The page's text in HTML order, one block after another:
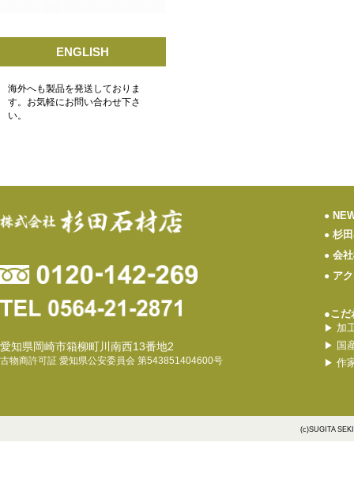
ENGLISH
海外へも製品を発送しておりま
す。お気軽にお問い合わせ下さ
い。
愛知県岡崎市箱柳町川南西13番地2
古物商許可証 愛知県公安委員会 第543851404600号
●
● 杉
● 会
● ア
●こだ
▶ 加
▶ 国
▶ 作
(c)SUGITA